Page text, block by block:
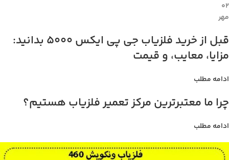
۰۲
مهر
قبل از خرید فلزیاب جی پی ایکس 5000 بدانید:
مزایا، معایب، و قیمت
ادامه مطلب
چرا ما معتبرترین مرکز تعمیر فلزیاب هستیم؟
ادامه مطلب